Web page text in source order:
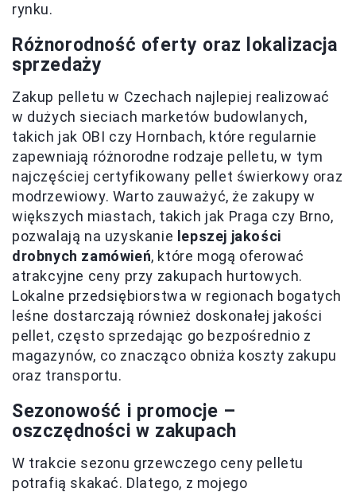
rynku.
Różnorodność oferty oraz lokalizacja
sprzedaży
Zakup pelletu w Czechach najlepiej realizować
w dużych sieciach marketów budowlanych,
takich jak OBI czy Hornbach, które regularnie
zapewniają różnorodne rodzaje pelletu, w tym
najczęściej certyfikowany pellet świerkowy oraz
modrzewiowy. Warto zauważyć, że zakupy w
większych miastach, takich jak Praga czy Brno,
pozwalają na uzyskanie lepszej jakości
drobnych zamówień, które mogą oferować
atrakcyjne ceny przy zakupach hurtowych.
Lokalne przedsiębiorstwa w regionach bogatych
leśne dostarczają również doskonałej jakości
pellet, często sprzedając go bezpośrednio z
magazynów, co znacząco obniża koszty zakupu
oraz transportu.
Sezonowość i promocje –
oszczędności w zakupach
W trakcie sezonu grzewczego ceny pelletu
potrafią skakać. Dlatego, z mojego